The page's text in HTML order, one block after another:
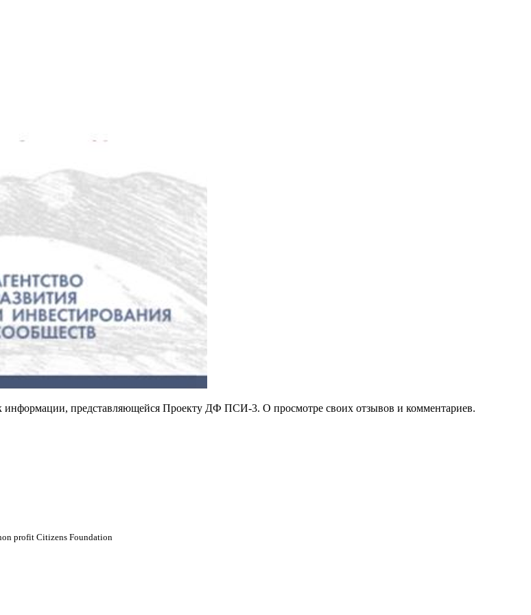
информации, представляющейся Проекту ДФ ПСИ-3. О просмотре своих отзывов и комментариев.
profit Citizens Foundation